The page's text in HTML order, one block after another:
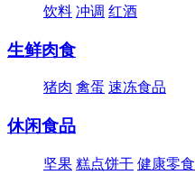
饮料 冲调 红酒
生鲜肉食
猪肉 禽蛋 速冻食品
休闲食品
坚果 糕点饼干 健康零食